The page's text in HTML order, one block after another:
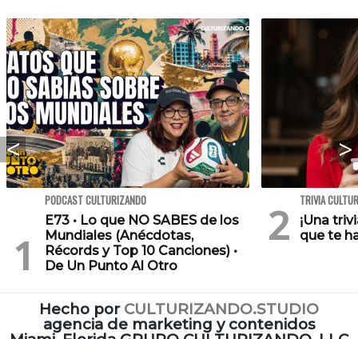
PODCAST CULTURIZANDO
E73 • Lo que NO SABES de los
Mundiales (Anécdotas,
Récords y Top 10 Canciones) •
De Un Punto Al Otro
TRIVIA
¡Una
que te
Hecho por CULTURIZANDO.STUDIO
agencia de marketing y contenidos